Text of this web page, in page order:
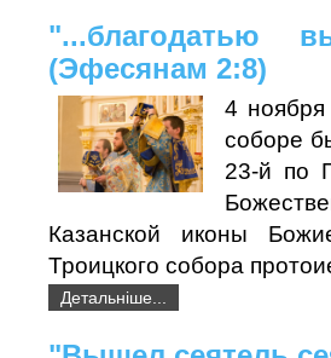
"...благодатью
(Эфесянам 2:8)
4
соборе
23-й по
Казанской иконы
Троицкого собора
Детальніше...